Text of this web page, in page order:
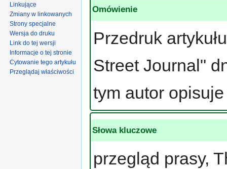
Omówienie
Przedruk
Street Journal"
tym autor
Słowa kluczowe
przegląd prasy,
Linkujące
Zmiany w linkowanych
Strony specjalne
Wersja do druku
Link do tej wersji
Informacje o tej stronie
Cytowanie tego artykułu
Przeglądaj właściwości